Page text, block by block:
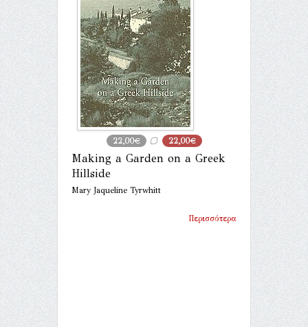
22,00€ 22,00€
Making a Garden on a Greek
Hillside
Mary Jaqueline Tyrwhitt
Περισσότερα